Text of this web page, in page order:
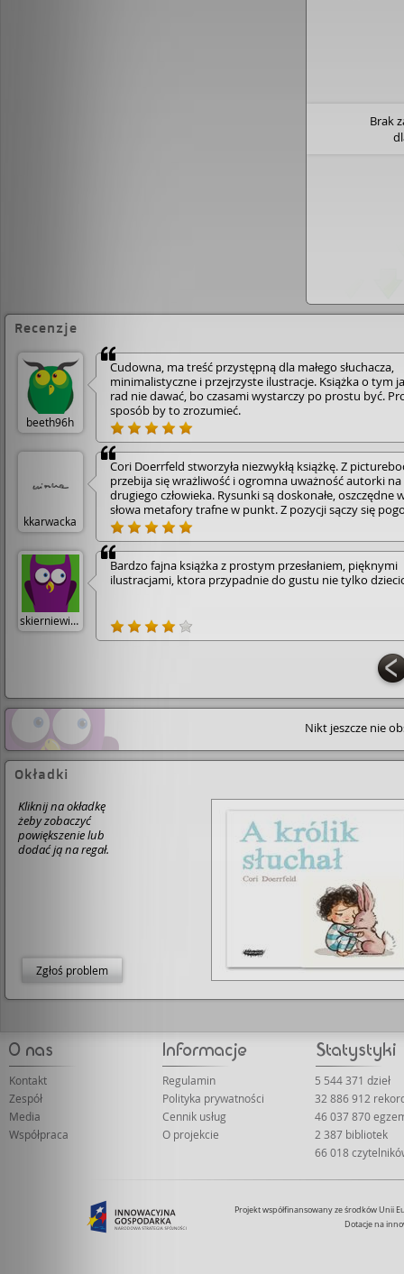
Brak
Recenzje
beeth96h
Cudowna, ma treść przystępną dla małego słuchacza,
minimalistyczne i przejrzyste ilustracje. Książka o tym
rad nie dawać, bo czasami wystarczy po prostu być.
sposób by to zrozumieć.
kkarwacka
Cori Doerrfeld stworzyła niezwykłą książkę. Z
przebija się wrażliwość i ogromna uważność autorki na
drugiego człowieka. Rysunki są doskonałe, oszczędne
słowa metafory trafne w punkt. Z pozycji sączy się
promienne piękno. • Książka jest nieopisanie cenną
wskazówką dla wszystkich dorosłych, nie tylko
rodziców i innych towarzyszy dziecka. Przypomina o
co podskórnie czujemy, gdy potrzebujemy wsparcia, a
czym zdajemy się nie wiedzieć, gdy wsparcia potrzeba
najwłaściwszą: po prostu być. Być i wysłuchać.
skierniewice
Bardzo fajna książka z prostym przesłaniem, pięknymi
ilustracjami, ktora przypadnie do gustu nie tylko
Nikt jeszcze nie
Okładki
Kliknij na okładkę
żeby zobaczyć
powiększenie lub
dodać ją na regał.
Zgłoś problem
Kontakt
Zespół
Media
Współpraca
Regulamin
Polityka prywatności
Cennik usług
O projekcie
5 544 371 dzieł
32 886 912
46 037 870
2 387 bibliotek
66 018
Projekt współfinansowany ze środków Unii
Dotacje na